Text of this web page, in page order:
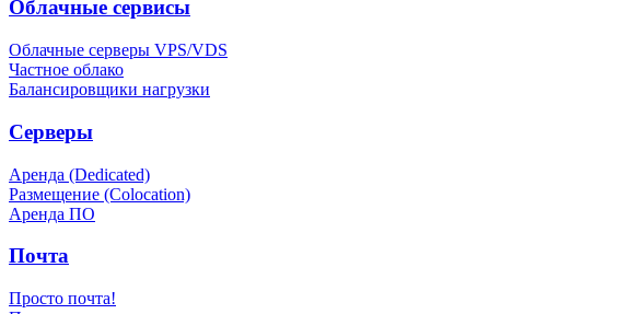
Облачные сервисы
Облачные серверы VPS/VDS
Частное облако
Балансировщики нагрузки
Серверы
Аренда (Dedicated)
Размещение (Colocation)
Аренда ПО
Почта
Просто почта!